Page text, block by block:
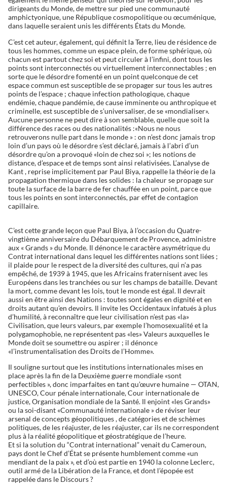
dirigeants du Monde, de mettre sur pied une communauté
amphictyonique, une République cosmopolitique ou œcuménique,
dans laquelle seraient unis les différents États du Monde.
C’est cet auteur, également, qui définit la Terre, lieu de résidence de
tous les hommes, comme un espace plein, de forme sphérique, où
chacun est partout chez soi et peut circuler à l’infini, dont tous les
points sont interconnectés ou virtuellement interconnectables ; en
sorte que le désordre fomenté en un point quelconque de cet
espace commun est susceptible de se propager sur tous les autres
points de l’espace ; chaque infection pathologique, chaque
endémie, chaque pandémie, de cause imminente ou anthropique et
criminelle, est susceptible de s’universaliser, de se «mondialiser».
Aucune personne ne peut dire à son semblable, quelle que soit la
différence des races ou des nationalités :«Nous ne nous
retrouverons nulle part dans le monde » : on n’est donc jamais trop
loin d’un pays où le désordre s’est déclaré, jamais à l’abri d’un
désordre qu’on a provoqué «loin de chez soi »; les notions de
distance, d’espace et de temps sont ainsi relativisées. L’analyse de
Kant , reprise implicitement par Paul Biya, rappelle la théorie de la
propagation thermique dans les solides : la chaleur se propage sur
toute la surface de la barre de fer chauffée en un point, parce que
tous les points en sont interconnectés, par effet de contagion
capillaire.
C’est cette grande leçon que Paul Biya, à l’occasion du Quatre-
vingtième anniversaire du Débarquement de Provence, administre
aux « Grands » du Monde. Il dénonce le caractère asymétrique du
Contrat international dans lequel les différentes nations sont liées ;
il plaide pour le respect de la diversité des cultures, qui n’a pas
empêché, de 1939 à 1945, que les Africains fraternisent avec les
Européens dans les tranchées ou sur les champs de bataille. Devant
la mort, comme devant les lois, tout le monde est égal. Il devrait
aussi en être ainsi des Nations : toutes sont égales en dignité et en
droits autant qu’en devoirs. Il invite les Occidentaux infatués à plus
d’humilité, à reconnaître que leur civilisation n’est pas «la»
Civilisation, que leurs valeurs, par exemple l’homosexualité et la
polygamophobie, ne représentent pas «les» Valeurs auxquelles le
Monde doit se soumettre ou aspirer ; il dénonce
«l’instrumentalisation des Droits de l’Homme».
Il souligne surtout que les institutions internationales mises en
place après la fin de la Deuxième guerre mondiale «sont
perfectibles », donc imparfaites en tant qu’œuvre humaine — OTAN,
UNESCO, Cour pénale internationale, Cour internationale de
justice, Organisation mondiale de la Santé. Il enjoint «les Grands»
ou la soi-disant «Communauté internationale » de réviser leur
arsenal de concepts géopolitiques , de catégories et de schèmes
politiques, de les réajuster, de les réajuster, car ils ne correspondent
plus à la réalité géopolitique et géostratégique de l’heure.
Et si la solution du “Contrat international” venait du Cameroun,
pays dont le Chef d’État se présente humblement comme «un
mendiant de la paix », et d’où est partie en 1940 la colonne Leclerc,
outil armé de la Libération de la France, et dont l’épopée est
rappelée dans le Discours ?